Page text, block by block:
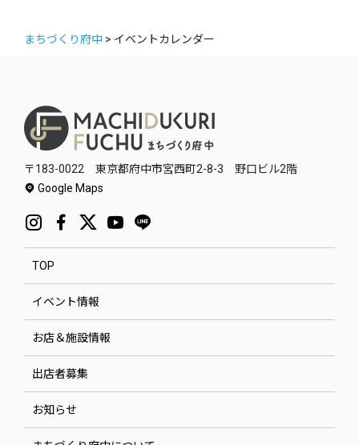
まちづくり府中 > イベントカレンダー
〒183-0022 東京都府中市宮西町2-8-3 野口ビル2階
Google Maps
TOP
イベント情報
お店＆施設情報
出店者募集
お知らせ